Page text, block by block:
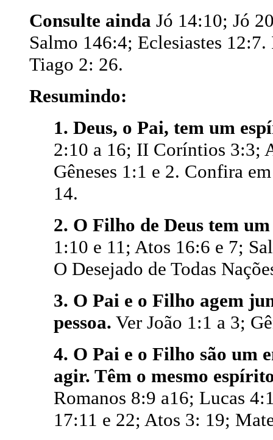
Consulte ainda Jó 14:10; Jó
Salmo 146:4; Eclesiastes 12:7.
Tiago 2: 26.
Resumindo:
1. Deus, o Pai, tem um
2:10 a 16; II Coríntios 3:3;
Gêneses 1:1 e 2. Confira
14.
2. O Filho de Deus tem
1:10 e 11; Atos 16:6 e 7;
O Desejado de Todas
3. O Pai e o Filho agem
pessoa. Ver João 1:1 a 3;
4. O Pai e o Filho são um
agir. Têm o mesmo
Romanos 8:9 a16; Lucas
17:11 e 22; Atos 3: 19;